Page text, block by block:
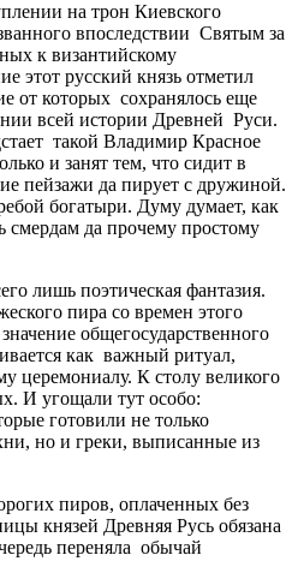
на трон Киевского
впоследствии Святым за
к византийскому
этот русский князь отметил
от которых сохранялось еще
всей истории Древней Руси.
такой Владимир Красное
и занят тем, что сидит в
пейзажи да пирует с дружиной.
богатыри. Думу думает, как
смердам да прочему простому
лишь поэтическая фантазия.
пира со времен этого
общегосударственного
как важный ритуал,
церемониалу. К столу великого
И угощали тут особо:
готовили не только
но и греки, выписанные из
пиров, оплаченных без
князей Древняя Русь обязана
переняла обычай